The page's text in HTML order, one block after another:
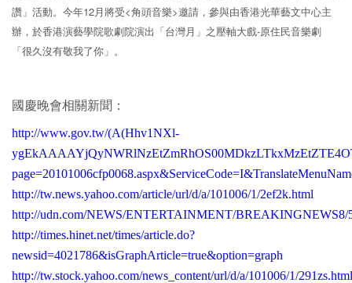
讚」活動。今年12月將受<角頭音樂>邀請，參與由香港光華藝文中心主
辦，於香港演藝學院歌劇院演出「台灣月」之壓軸大戲-原住民音樂劇
「很久沒有敬我了你」。
國慶晚會相關新聞：
http://www.gov.tw/(A(Hhv1NXl-
http://tw.news.yahoo.com/article/url/d/a/101006/1/2ef2k.html
http://udn.com/NEWS/ENTERTAINMENT/BREAKINGNEWS8/
http://times.hinet.net/times/article.do?
newsid=4021786&isGraphArticle=true&option=graph
http://tw.stock.yahoo.com/news_content/url/d/a/101006/1/291zs.html